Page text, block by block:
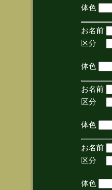
体色
お名前
区分
(
体色
お名前
区分
(
体色
お名前
区分
(
体色